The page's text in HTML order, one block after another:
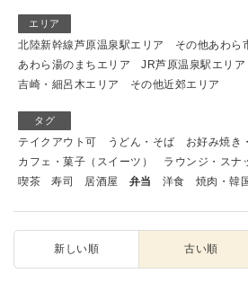
エリア
北陸新幹線芦原温泉駅エリア
その他あわら
あわら湯のまちエリア
JR芦原温泉駅エリア
吉崎・細呂木エリア
その他近郊エリア
タグ
テイクアウト可 うどん・そば
お好み焼き
カフェ・菓子（スイーツ）
ラウンジ・スナ
喫茶
寿司 居酒屋 弁当 洋食 焼肉・韓
新しい順 古い順